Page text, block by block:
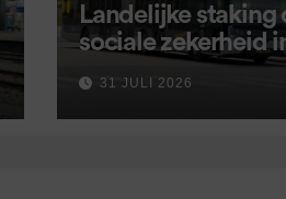
Landelijke staking
sociale zekerheid
aangekondigd
september
31 JULI 2026